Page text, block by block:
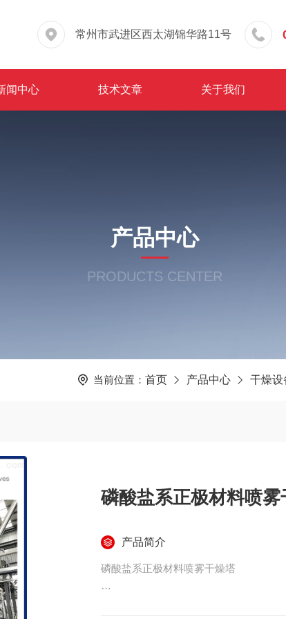
常州市武进区西太湖锦华路11号
闻中心 技术文章 关于我们
产品中心
PRODUCTS CENTER
当前位置： 首页 产品中心 干燥设
磷酸盐系正极材料喷雾
产品简介
磷酸盐系正极材料喷雾干燥塔